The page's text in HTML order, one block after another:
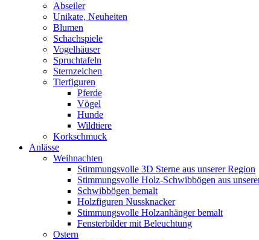
Abseiler
Unikate, Neuheiten
Blumen
Schachspiele
Vogelhäuser
Spruchtafeln
Sternzeichen
Tierfiguren
Pferde
Vögel
Hunde
Wildtiere
Korkschmuck
Anlässe
Weihnachten
Stimmungsvolle 3D Sterne aus unserer Region
Stimmungsvolle Holz-Schwibbögen aus
Schwibbögen bemalt
Holzfiguren Nussknacker
Stimmungsvolle Holzanhänger bemalt
Fensterbilder mit Beleuchtung
Ostern